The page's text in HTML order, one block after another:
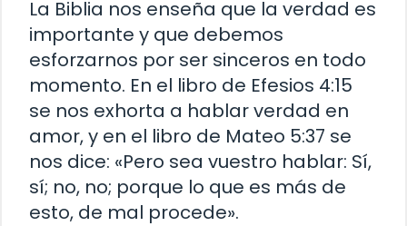
La Biblia nos enseña que la verdad es
importante y que debemos
esforzarnos por ser sinceros en todo
momento. En el libro de Efesios 4:15
se nos exhorta a hablar verdad en
amor, y en el libro de Mateo 5:37 se
nos dice: «Pero sea vuestro hablar: Sí,
sí; no, no; porque lo que es más de
esto, de mal procede».